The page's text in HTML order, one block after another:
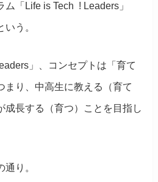
ム「Life is Tech ! Leaders」
う。
」 、コンセプトは「育て
まり、中高生に教える（育て
成長する（育つ）ことを目指し
り。